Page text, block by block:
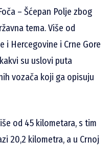
– Šćepan Polje zbog
tema. Više od
i Hercegovine i Crne Gore
su uslovi puta
vozača koji ga opisuju
od 45 kilometara, s tim
20,2 kilometra, a u Crnoj